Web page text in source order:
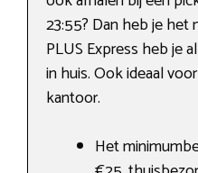
23:55? Dan heb je het
PLUS Express heb je
in huis. Ook ideaal
kantoor.
Het